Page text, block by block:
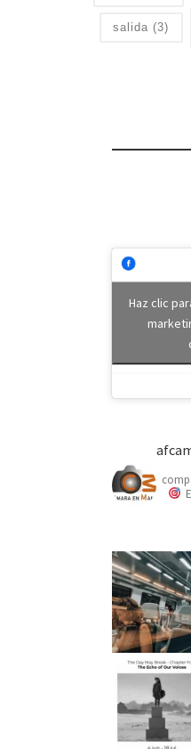
salida (3)
Haz clic